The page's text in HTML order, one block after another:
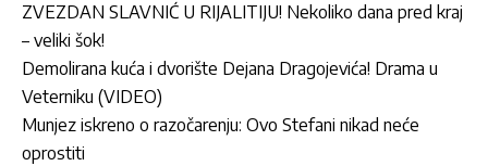
ZVEZDAN SLAVNIĆ U RIJALITIJU! Nekoliko dana pred kraj
– veliki šok!
Demolirana kuća i dvorište Dejana Dragojevića! Drama u
Veterniku (VIDEO)
Munjez iskreno o razočarenju: Ovo Stefani nikad neće
oprostiti